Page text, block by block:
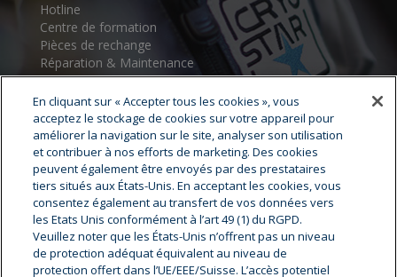
Hotline
Centre de formation
Pièces de rechange
Réparation & Maintenance
Assistance au démarrage
Centres de service
Cryostar Groupe
En cliquant sur « Accepter tous les cookies », vous
acceptez le stockage de cookies sur votre appareil pour
améliorer la navigation sur le site, analyser son utilisation
et contribuer à nos efforts de marketing. Des cookies
peuvent également être envoyés par des prestataires
tiers situés aux États-Unis. En acceptant les cookies, vous
consentez également au transfert de vos données vers
les Etats Unis conformément à l’art 49 (1) du RGPD.
Veuillez noter que les États-Unis n’offrent pas un niveau
de protection adéquat équivalent au niveau de
protection offert dans l’UE/EEE/Suisse. L’accès potentiel